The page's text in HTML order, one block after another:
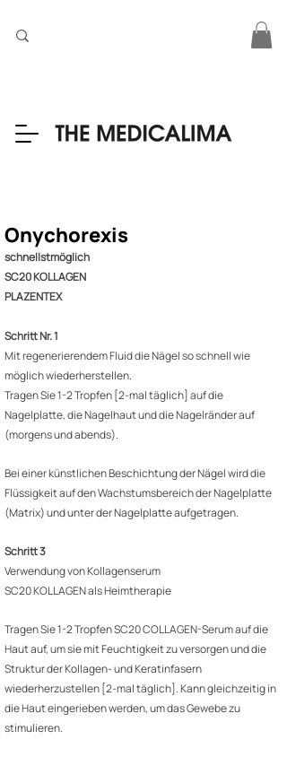
Onychorexis
schnellstmöglich
SC20 KOLLAGEN
PLAZENTEX
Schritt Nr. 1
Mit regenerierendem Fluid die Nägel so schnell wie
möglich wiederherstellen.
Tragen Sie 1-2 Tropfen [2-mal täglich] auf die
Nagelplatte, die Nagelhaut und die Nagelränder auf
(morgens und abends).
Bei einer künstlichen Beschichtung der Nägel wird die
Flüssigkeit auf den Wachstumsbereich der Nagelplatte
(Matrix) und unter der Nagelplatte aufgetragen.
Schritt 3
Verwendung von Kollagenserum
SC20 KOLLAGEN als Heimtherapie
Tragen Sie 1-2 Tropfen SC20 COLLAGEN-Serum auf die
Haut auf, um sie mit Feuchtigkeit zu versorgen und die
Struktur der Kollagen- und Keratinfasern
wiederherzustellen [2-mal täglich]. Kann gleichzeitig in
die Haut eingerieben werden, um das Gewebe zu
stimulieren.